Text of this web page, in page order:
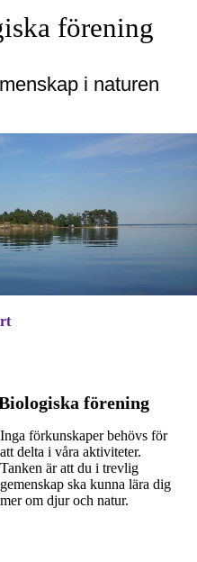
förening
i naturen
förening
Inga förkunskaper behövs för
att delta i våra aktiviteter.
Tanken är att du i trevlig
gemenskap ska kunna lära dig
mer om djur och natur.